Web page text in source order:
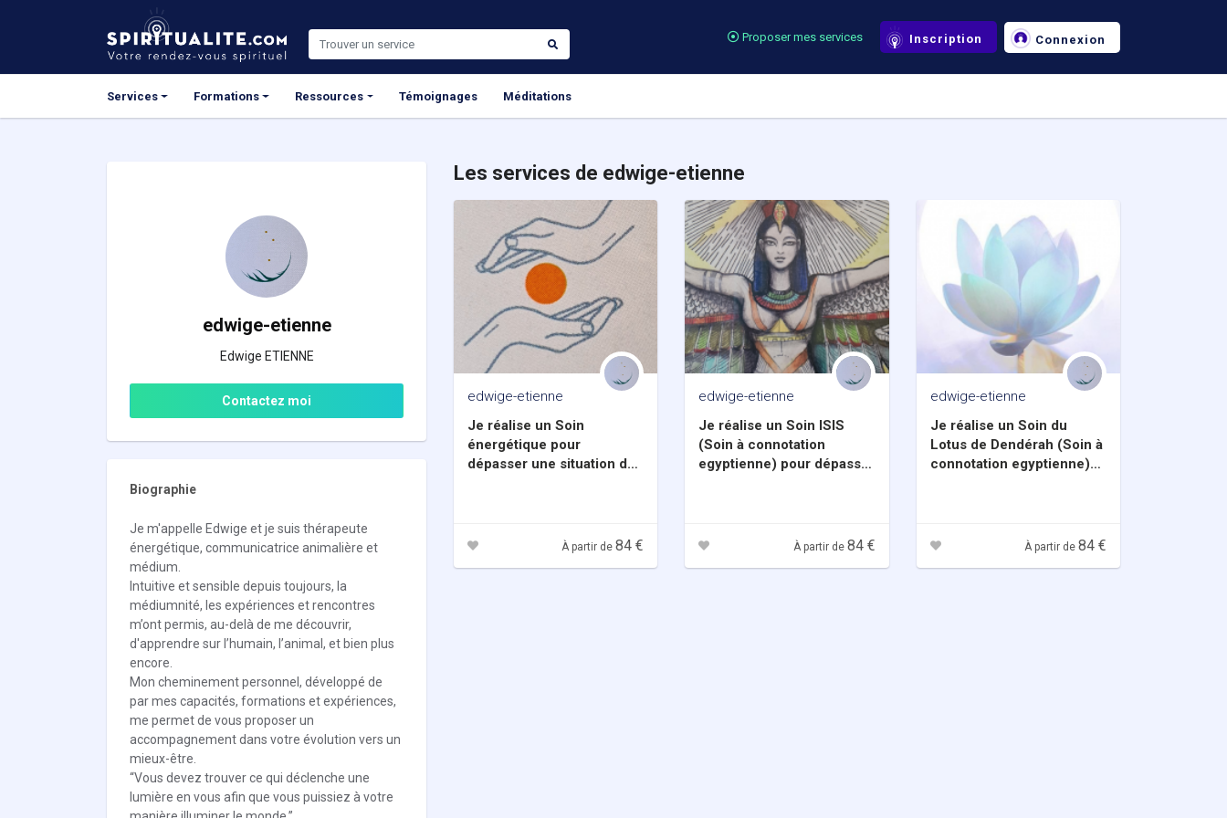
Proposer mes services Inscription Connexion
Services Formations Ressources Témoignages Méditations
edwige-etienne
Edwige ETIENNE
Contactez moi
Biographie
Je m'appelle Edwige et je suis thérapeute
énergétique, communicatrice animalière et
médium.
Intuitive et sensible depuis toujours, la
médiumnité, les expériences et rencontres
m’ont permis, au-delà de me découvrir,
d'apprendre sur l’humain, l’animal, et bien plus
encore.
Mon cheminement personnel, développé de
par mes capacités, formations et expériences,
me permet de vous proposer un
accompagnement dans votre évolution vers un
mieux-être.
“Vous devez trouver ce qui déclenche une
lumière en vous afin que vous puissiez à votre
Les services de edwige-etienne
edwige-etienne
Je réalise un Soin
énergétique pour
dépasser une situation de
À partir de84 €
edwige-etienne
Je réalise un Soin ISIS
(Soin à connotation
egyptienne) pour dépasser
À partir de 84 €
edwige-etienne
Je réalise un Soin du
Lotus de Dendérah (Soin à
connotation egyptienne)
À partir de 84 €
Panneau de gestion des cookies